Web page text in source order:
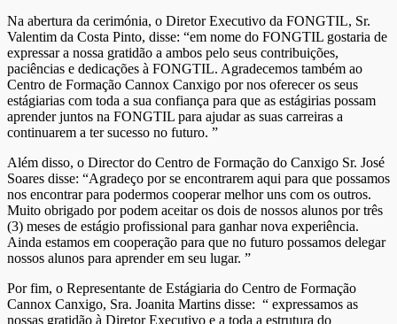
Na abertura da cerimónia, o Diretor Executivo da FONGTIL, Sr.
Valentim da Costa Pinto, disse: “em nome do FONGTIL gostaria de
expressar a nossa gratidão a ambos pelo seus contribuições,
paciências e dedicações à FONGTIL. Agradecemos também ao
Centro de Formação Cannox Canxigo por nos oferecer os seus
estágiarias com toda a sua confiança para que as estágirias possam
aprender juntos na FONGTIL para ajudar as suas carreiras a
continuarem a ter sucesso no futuro. ”
Além disso, o Director do Centro de Formação do Canxigo Sr. José
Soares disse: “Agradeço por se encontrarem aqui para que possamos
nos encontrar para podermos cooperar melhor uns com os outros.
Muito obrigado por podem aceitar os dois de nossos alunos por três
(3) meses de estágio profissional para ganhar nova experiência.
Ainda estamos em cooperação para que no futuro possamos delegar
nossos alunos para aprender em seu lugar. ”
Por fim, o Representante de Estágiaria do Centro de Formação
Cannox Canxigo, Sra. Joanita Martins disse: “ expressamos as
nossas gratidão à Diretor Executivo e a toda a estrutura do